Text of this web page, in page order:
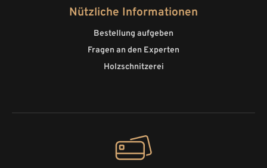
Nützliche Informationen
Bestellung aufgeben
Fragen an den Experten
Holzschnitzerei